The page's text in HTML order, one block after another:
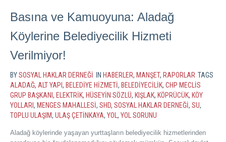
Basına ve Kamuoyuna: Aladağ
Köylerine Belediyecilik Hizmeti
Verilmiyor!
BYSOSYAL HAKLAR DERNEĞI IN HABERLER, MANŞET, RAPORLAR TAGS
ALADAĞ, ALT YAPI , BELEDIYE HIZMETI, BELEDIYECILIK, CHP MECLIS
GRUP BAŞKANI , ELEKTRIK, HÜSEYIN SÖZLÜ, KIŞLAK, KÖPRÜCÜK, KÖY
YOLLARI, MENGES MAHALLESI, SHD, SOSYAL HAKLAR DERNEĞI, SU,
TOPLU ULAŞIM, ULAŞ ÇETINKAYA, YOL, YOL SORUNU
Aladağ köylerinde yaşayan yurttaşların belediyecilik hizmetlerinden